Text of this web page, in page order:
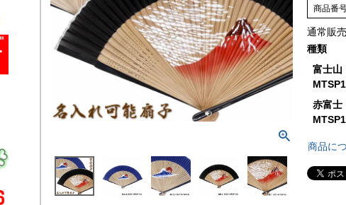
商品番
通常販
種類
富士山
赤富士
商品に